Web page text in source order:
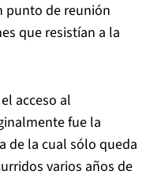
de reunión
que resistían a la
acceso al
fue la
de la cual sólo queda
varios años de